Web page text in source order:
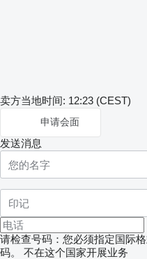
卖方当地时间: 12:23 (CEST)
申请会面
发送消息
请检查号码：您必须指定国际
码。
不在这个国家开展业务